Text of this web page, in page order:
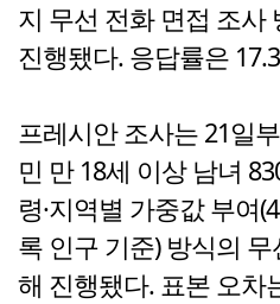
지 무선 전화 면접 조사
진행됐다. 응답률은
프레시안 조사는 21일
민 만 18세 이상 남녀
령·지역별 가중값 부여
록 인구 기준) 방식의 무
해 진행됐다. 표본 오차